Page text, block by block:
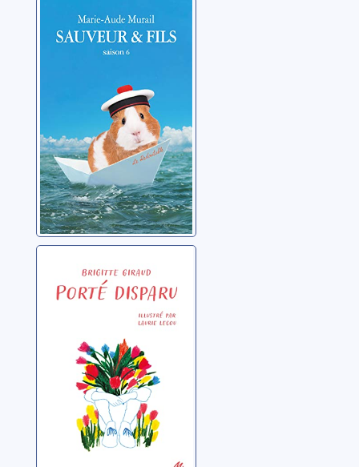
Sauveur et fils 06
Murail, Marie-Aude
Giraud, Brigitte